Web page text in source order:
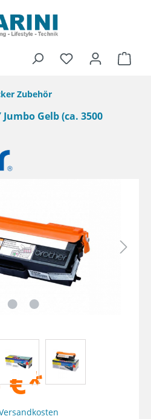
Zubehör
Gelb (ca. 3500
€*